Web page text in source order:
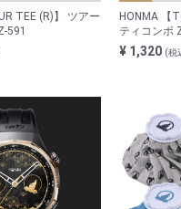
TEE (R)】 ツアー
591
HONMA 【
ティコンボ
¥ 1,320 (税